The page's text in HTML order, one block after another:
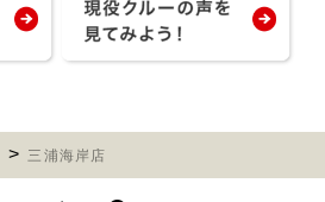
三浦海岸店